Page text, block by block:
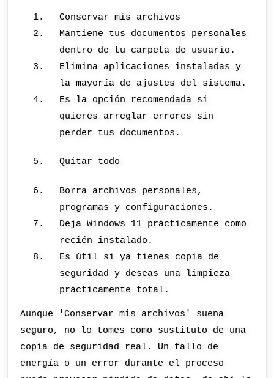
Conservar mis archivos
Mantiene tus documentos personales
dentro de tu carpeta de usuario.
Elimina aplicaciones instaladas y
la mayoría de ajustes del sistema.
Es la opción recomendada si
quieres arreglar errores sin
perder tus documentos.
Quitar todo
Borra archivos personales,
programas y configuraciones.
Deja Windows 11 prácticamente como
recién instalado.
Es útil si ya tienes copia de
seguridad y deseas una limpieza
prácticamente total.
Aunque 'Conservar mis archivos' suena
seguro, no lo tomes como sustituto de una
copia de seguridad real. Un fallo de
energía o un error durante el proceso